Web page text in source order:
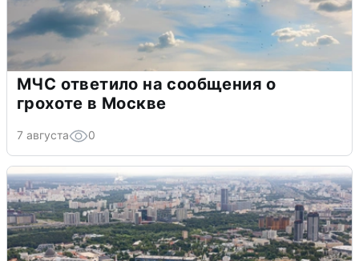
МЧС ответило на сообщения о
грохоте в Москве
7 августа 0